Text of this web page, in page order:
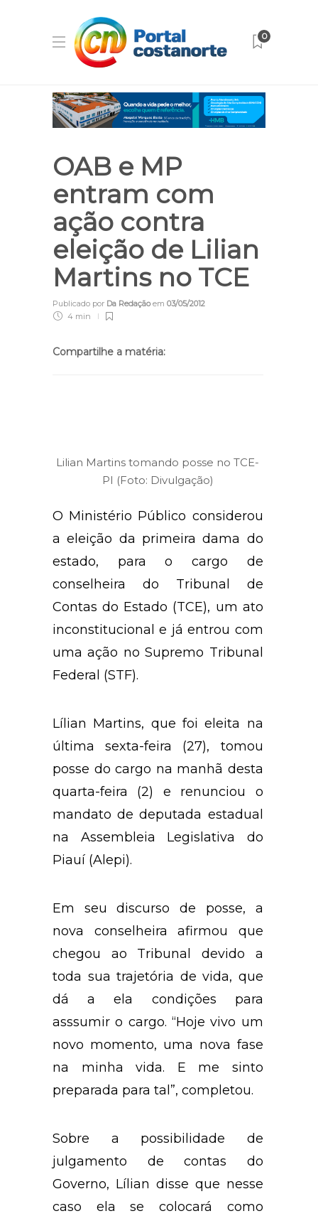
0
OAB e MP
entram com
ação contra
eleição de Lilian
Martins no TCE
Publicado por Da Redaçãoem 03/05/2012
4 min
Compartilhe a matéria:
Lilian Martins tomando posse no TCE-
PI (Foto: Divulgação)
O Ministério Público considerou
a eleição da primeira dama do
estado, para o cargo de
conselheira do Tribunal de
Contas do Estado (TCE), um ato
inconstitucional e já entrou com
uma ação no Supremo Tribunal
Federal (STF).
Lílian Martins, que foi eleita na
última sexta-feira (27),
tomou
posse do cargo na manhã desta
quarta-feira (2) e renunciou o
mandato de deputada estadual
na Assembleia Legislativa do
Piauí (Alepi).
Em seu discurso de posse, a
nova conselheira afirmou que
chegou ao Tribunal devido a
toda sua trajetória de vida, que
dá a ela condições para
asssumir o cargo. “Hoje vivo um
novo momento, uma nova fase
na minha vida. E me sinto
preparada para tal”, completou.
Sobre a possibilidade de
julgamento de contas do
Governo, Lílian disse que nesse
caso ela se colocará como